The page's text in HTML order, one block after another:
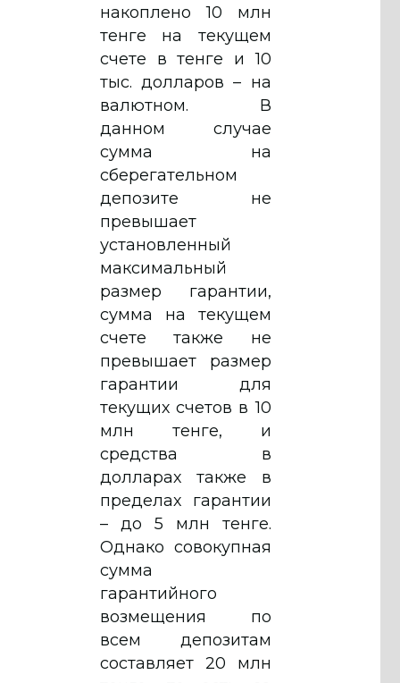
накоплено 10 млн
тенге на текущем
счете в тенге и 10
тыс. долларов – на
валютном. В
данном случае
сумма на
сберегательном
депозите не
превышает
установленный
максимальный
размер гарантии,
сумма на текущем
счете также не
превышает размер
гарантии для
текущих счетов в 10
млн тенге, и
средства в
долларах также в
пределах гарантии
– до 5 млн тенге.
Однако совокупная
сумма
гарантийного
возмещения по
всем депозитам
составляет 20 млн